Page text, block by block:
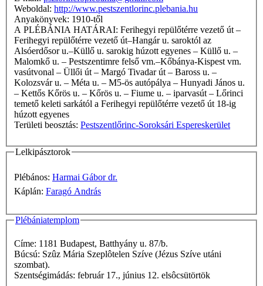
Weboldal: http://www.pestszentlorinc.plebania.hu
Anyakönyvek: 1910-től
A PLÉBÁNIA HATÁRAI: Ferihegyi repülőtérre vezető út –
Ferihegyi repülőtérre vezető út–Hangár u. saroktól az
Alsóerdősor u.–Küllő u. sarokig húzott egyenes – Küllő u. –
Malomkő u. – Pestszentimre felső vm.–Kőbánya-Kispest vm.
vasútvonal – Üllői út – Margó Tivadar út – Baross u. –
Kolozsvár u. – Méta u. – M5-ös autópálya – Hunyadi János u.
– Kettős Kőrös u. – Kőrös u. – Fiume u. – iparvasút – Lőrinci
temető keleti sarkától a Ferihegyi repülőtérre vezető út 18-ig
húzott egyenes
Területi beosztás: Pestszentlőrinc-Soroksári Espereskerület
Lelkipásztorok
Plébános: Harmai Gábor dr.
Káplán: Faragó András
Plébániatemplom
Címe: 1181 Budapest, Batthyány u. 87/b.
Búcsú: Szûz Mária Szeplôtelen Szíve (Jézus Szíve utáni
szombat).
Szentségimádás: február 17., június 12. elsôcsütörtök